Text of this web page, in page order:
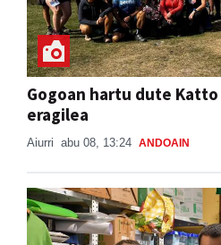
Gogoan hartu dute
eragilea
Aiurri abu 08, 13:24 ANDOAIN